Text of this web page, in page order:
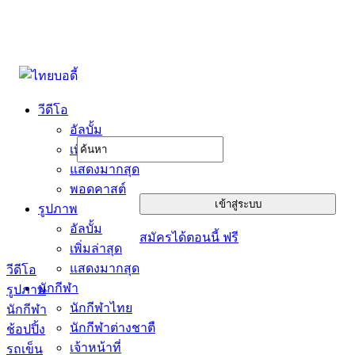
วีดีโอ
อัลบั้ม
เพิ่มล่าสุด
แสดงมากสุด
พอดคาสต์
รูปภาพ
อัลบั้ม
เพิ่มล่าสุด
แสดงมากสุด
นักกีฬา
นักกีฬาไทย
นักกีฬาต่างชาตื
เจ้าหน้าที่
สมัครได้ตอนนี้ ฟรี
วีดีโอ
รูปภาพ
นักกีฬา
ช้อปปิ้ง
รถเข็น